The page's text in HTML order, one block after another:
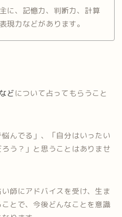
に、記憶力、判断力、計算
現力などがあります。
などについて占ってもらうこと
んでる」、「自分はいったい
う？」と思うことはありませ
師にアドバイスを受け、生ま
とで、今後どんなことを意識